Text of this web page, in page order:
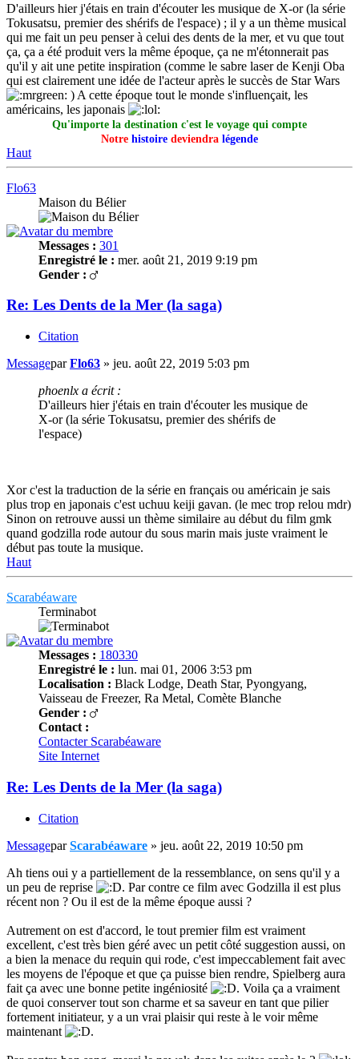
D'ailleurs hier j'étais en train d'écouter les musique de X-or (la série
Tokusatsu, premier des shérifs de l'espace) ; il y a un thème musical
qui me fait un peu penser à celui des dents de la mer, et vu que tout
ça, ça a été produit vers la même époque, ça ne m'étonnerait pas
qu'il y ait une petite inspiration (comme le sabre laser de Kenji Oba
qui est clairement une idée de l'acteur après le succès de Star Wars
) A cette époque tout le monde s'influençait, les
américains, les japonais
Qu'importe la destination c'est le voyage qui compte
Notre histoire deviendra légende
Haut
Flo63
Maison du Bélier
Messages : 301
Enregistré le : mer. août 21, 2019 9:19 pm
Gender :
Re: Les Dents de la Mer (la saga)
Citation
MessageparFlo63 » jeu. août 22, 2019 5:03 pm
phoenlx a écrit :
D'ailleurs hier j'étais en train d'écouter les musique de
X-or (la série Tokusatsu, premier des shérifs de
l'espace)
Xor c'est la traduction de la série en français ou américain je sais
plus trop en japonais c'est uchuu keiji gavan. (le mec trop relou mdr)
Sinon on retrouve aussi un thème similaire au début du film gmk
quand godzilla rode autour du sous marin mais juste vraiment le
début pas toute la musique.
Haut
Scarabéaware
Terminabot
Messages : 180330
Enregistré le : lun. mai 01, 2006 3:53 pm
Localisation : Black Lodge, Death Star, Pyongyang,
Vaisseau de Freezer, Ra Metal, Comète Blanche
Gender :
Contact :
Contacter Scarabéaware
Site Internet
Re: Les Dents de la Mer (la saga)
Citation
MessageparScarabéaware » jeu. août 22, 2019 10:50 pm
Ah tiens oui y a partiellement de la ressemblance, on sens qu'il y a
un peu de reprise
. Par contre ce film avec Godzilla il est plus
récent non ? Ou il est de la même époque aussi ?
Autrement on est d'accord, le tout premier film est vraiment
excellent, c'est très bien géré avec un petit côté suggestion aussi, on
a bien la menace du requin qui rode, c'est impeccablement fait avec
les moyens de l'époque et que ça puisse bien rendre, Spielberg aura
fait ça avec une bonne petite ingéniosité
. Voila ça a vraiment
de quoi conserver tout son charme et sa saveur en tant que pilier
fortement initiateur, y a un vrai plaisir qui reste à le voir même
maintenant
.